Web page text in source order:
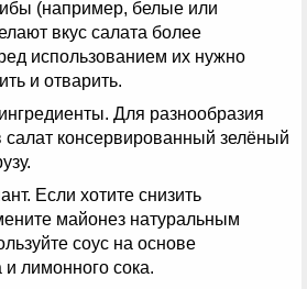
(например, белые или
вкус салата более
использованием их нужно
и отварить.
Для разнообразия
консервированный зелёный
Если хотите снизить
майонез натуральным
соус на основе
лимонного сока.